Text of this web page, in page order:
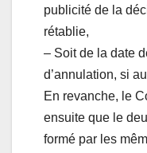
publicité de la
rétablie,
– Soit de la date
d’annulation, si
En revanche, le
ensuite que le
formé par les